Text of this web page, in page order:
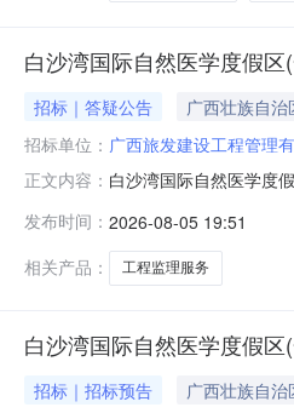
白沙湾国际自然医学度假
招标｜答疑公告 广西壮族自
招标单位： 广西旅发建设工程管理
正文内容： 白沙湾国际自然医学度
医学度假区(一期)-白沙
㎡，使用功能为
发布时间： 2026-08-05 19:51
相关产品：
工程监理服务
白沙湾国际自然医学度假
招标｜招标预告 广西壮族自